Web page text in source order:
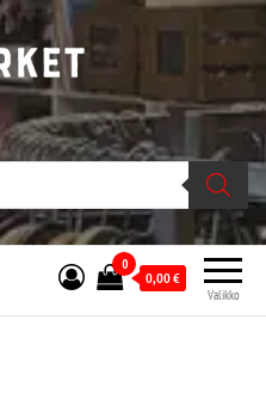
ja kivijalassa
Stupido Market on vaihtoehtomusaan
erikoistunut verkko- sekä
kivijalkakauppa Helsingissä Kallion
sydämessä.
Valikko
0
0,00€